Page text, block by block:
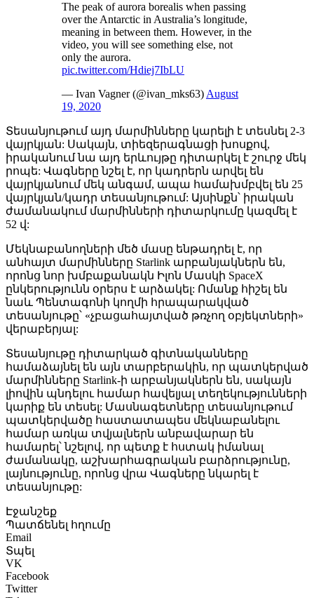
The peak of aurora borealis when passing
over the Antarctic in Australia’s longitude,
meaning in between them. However, in the
video, you will see something else, not
only the aurora.
pic.twitter.com/Hdiej7IbLU
— Ivan Vagner (@ivan_mks63)August
19, 2020
Տեսանյութում այդ մարմինները կարելի է տեսնել 2-3
վայրկյան: Սակայն, տիեզերագնացի խոսքով,
իրականում նա այդ երևույթը դիտարկել է շուրջ մեկ
րոպե: Վագները նշել է, որ կադրերն արվել են
վայրկյանում մեկ անգամ, ապա համախմբվել են 25
վայրկյան/կադր տեսանյութում: Այսինքն՝ իրական
ժամանակում մարմինների դիտարկումը կազմել է
52 վ:
Մեկնաբանողների մեծ մասը ենթադրել է, որ
անհայտ մարմինները Starlink արբանյակներն են,
որոնց նոր խմբաքանակն Իլոն Մասկի SpaceX
ընկերությունն օրերս է արձակել: Ոմանք հիշել են
նաև Պենտագոնի կողմի հրապարակված
տեսանյութը՝ «չբացահայտված թռչող օբյեկտների»
վերաբերյալ:
Տեսանյութը դիտարկած գիտնականները
համաձայնել են այն տարբերակին, որ պատկերված
մարմինները Starlink-ի արբանյակներն են, սակայն
լիովին պնդելու համար հավելյալ տեղեկությունների
կարիք են տեսել: Մասնագետները տեսանյութում
պատկերվածը հաստատապես մեկնաբանելու
համար առկա տվյալներն անբավարար են
համարել՝ նշելով, որ պետք է հստակ իմանալ
ժամանակը, աշխարհագրական բարձրությունը,
լայնությունը, որոնց վրա Վագները նկարել է
տեսանյութը:
Էջանշեք
Պատճենել հղումը
Email
Տպել
VK
Facebook
Twitter